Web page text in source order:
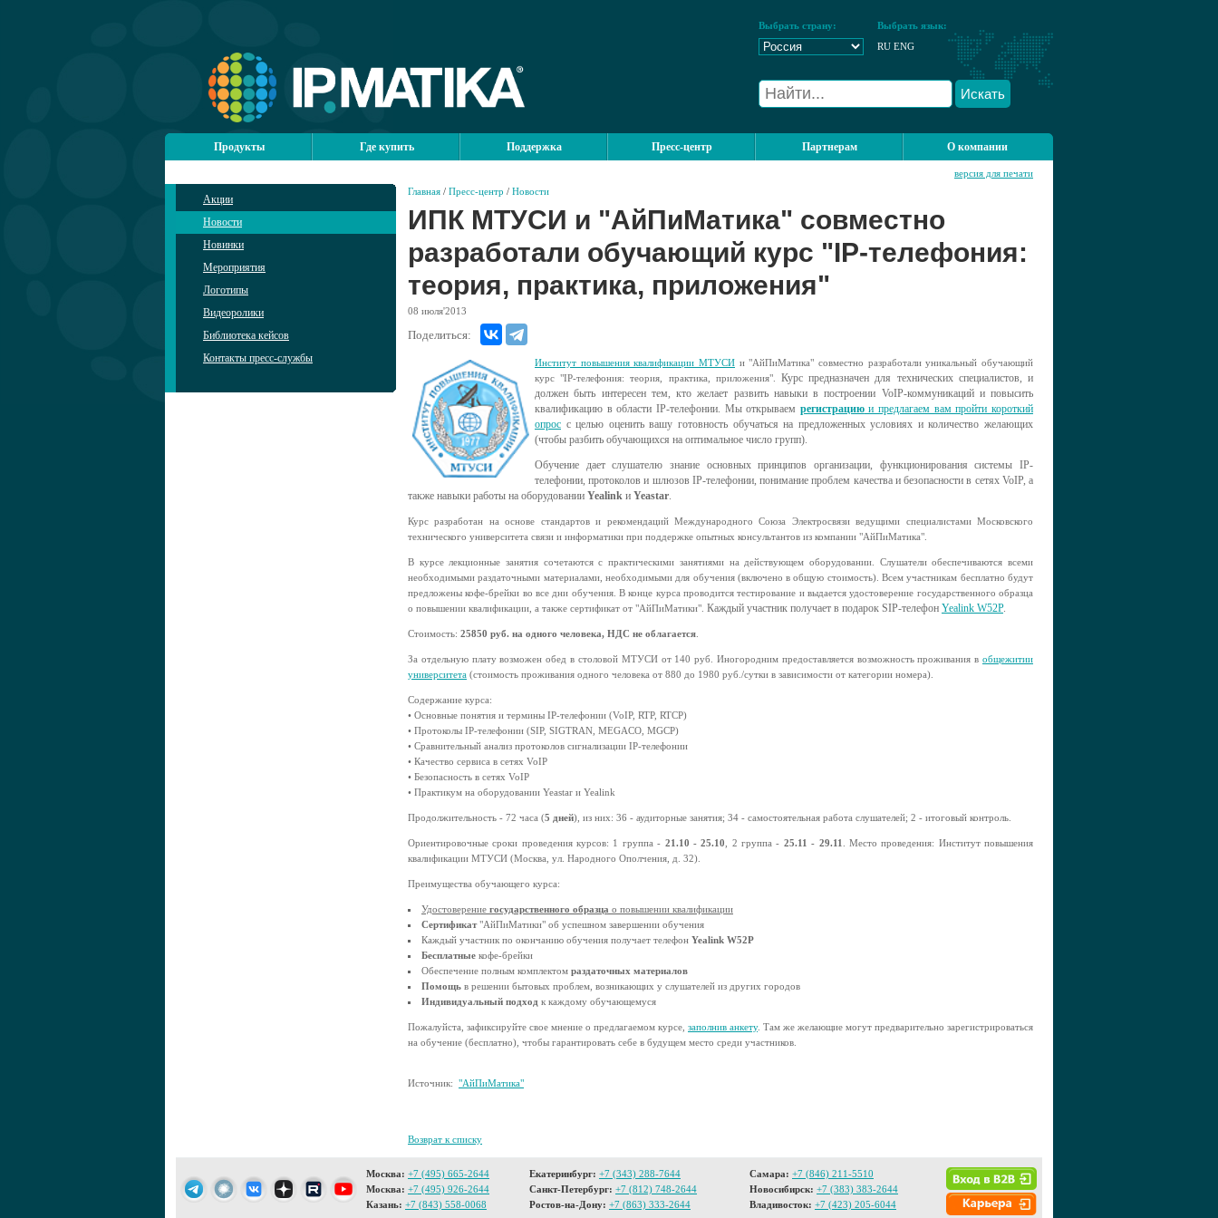
Выбрать страну:
Выбрать язык:
RU ENG
Искать
Продукты Где купить Поддержка Пресс-центр Партнерам О компании
Акции
Новости
Новинки
Мероприятия
Логотипы
Видеоролики
Библиотека кейсов
Контакты пресс-службы
Главная / Пресс-центр / Новости
версия для печати
ИПК МТУСИ и "АйПиМатика" совместно
разработали обучающий курс "IP-телефония:
теория, практика, приложения"
08 июля'2013
Поделиться:
Институт повышения квалификации МТУСИ и "АйПиМатика" совместно разработали уникальный обучающий
курс "IP-телефония: теория, практика, приложения". Курс предназначен для технических специалистов, и
должен быть интересен тем, кто желает развить навыки в построении VoIP-коммуникаций и повысить
квалификацию в области IP-телефонии. Мы открываем регистрациюи предлагаем вам пройти короткий
опрос с целью оценить вашу готовность обучаться на предложенных условиях и количество желающих
(чтобы разбить обучающихся на оптимальное число групп).
Обучение дает слушателю знание основных принципов организации, функционирования системы IP-
телефонии, протоколов и шлюзов IP-телефонии, понимание проблем качества и безопасности в сетях VoIP, а
также навыки работы на оборудовании Yealink и Yeastar.
Курс разработан на основе стандартов и рекомендаций Международного Союза Электросвязи ведущими специалистами Московского
технического университета связи и информатики при поддержке опытных консультантов из компании "АйПиМатика".
В курсе лекционные занятия сочетаются с практическими занятиями на действующем оборудовании. Слушатели обеспечиваются всеми
необходимыми раздаточными материалами, необходимыми для обучения (включено в общую стоимость). Всем участникам бесплатно будут
предложены кофе-брейки во все дни обучения. В конце курса проводится тестирование и выдается удостоверение государственного образца
о повышении квалификации, а также сертификат от "АйПиМатики". Каждый участник получает в подарок SIP-телефон Yealink W52P.
Стоимость: 25850 руб. на одного человека, НДС не облагается
За отдельную плату возможен обед в столовой МТУСИ от 140 руб. Иногородним предоставляется возможность проживания в общежитии
университета (стоимость проживания одного человека от 880 до 1980 руб./сутки в зависимости от категории номера).
Содержание курса:
• Основные понятия и термины IP-телефонии (VoIP, RTP, RTCP)
• Протоколы IP-телефонии (SIP, SIGTRAN, MEGACO, MGCP)
• Сравнительный анализ протоколов сигнализации IP-телефонии
• Качество сервиса в сетях VoIP
• Безопасность в сетях VoIP
• Практикум на оборудовании Yeastar и Yealink
Продолжительность - 72 часа (5 дней), из них: 36 - аудиторные занятия; 34 - самостоятельная работа слушателей; 2 - итоговый контроль.
Ориентировочные сроки проведения курсов: 1 группа - 21.10 - 25.10 , 2 группа - 25.11 - 29.11
. Место проведения: Институт повышения
квалификации МТУСИ (Москва, ул. Народного Ополчения, д. 32).
Преимущества обучающего курса:
Удостоверение государственного образца о повышении квалификации
Сертификат"АйПиМатики" об успешном завершении обучения
Каждый участник по окончанию обучения получает телефон Yealink W52P
Бесплатные кофе-брейки
Обеспечение полным комплектом раздаточных материалов
Помощь в решении бытовых проблем, возникающих у слушателей из других городов
Индивидуальный подход к каждому обучающемуся
Пожалуйста, зафиксируйте свое мнение о предлагаемом курсе, заполнив анкету. Там же желающие могут предварительно зарегистрироваться
на обучение (бесплатно), чтобы гарантировать себе в будущем место среди участников.
Источник: "АйПиМатика"
Возврат к списку
Москва: +7 (495) 665-2644
Москва: +7 (495) 926-2644
Казань: +7 (843) 558-0068
Екатеринбург: +7 (343) 288-7644
Санкт-Петербург: +7 (812) 748-2644
Ростов-на-Дону: +7 (863) 333-2644
Самара: +7 (846) 211-5510
Новосибирск: +7 (383) 383-2644
Владивосток: +7 (423) 205-6044